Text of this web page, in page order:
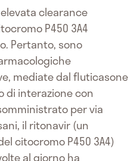
clearance
P450 3A4
Pertanto, sono
mediate dal fluticasone
di interazione con
per via
il ritonavir (un
citocromo P450 3A4)
al giorno ha